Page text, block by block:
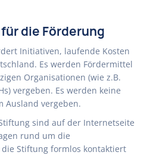
die Förderung
Initiativen, laufende Kosten
Es werden Fördermittel
Organisationen (wie z.B.
vergeben. Es werden keine
Ausland vergeben.
sind auf der Internetseite
rund um die
Stiftung formlos kontaktiert